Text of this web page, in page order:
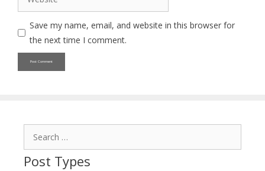
Save my name, email, and website in this browser for
the next time I comment.
Post Types